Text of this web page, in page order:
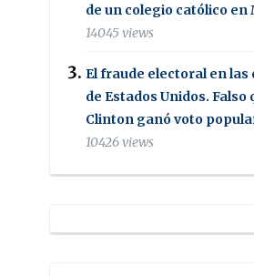
de un colegio católico en
14045 views
El fraude electoral en las
de Estados Unidos. Falso
Clinton ganó voto
10426 views